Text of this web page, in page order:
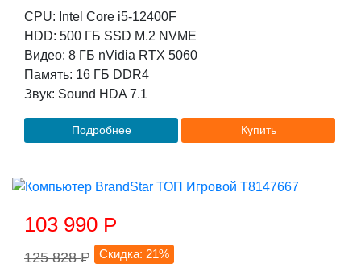
CPU: Intel Core i5-12400F
HDD: 500 ГБ SSD M.2 NVME
Видео: 8 ГБ nVidia RTX 5060
Память: 16 ГБ DDR4
Звук: Sound HDA 7.1
Подробнее Купить
103 990 P
125 828P Скидка: 21%